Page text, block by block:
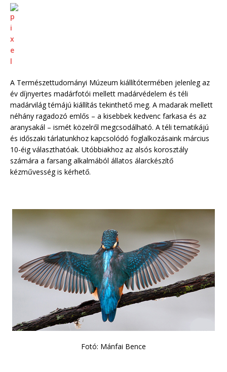
A Természettudományi Múzeum kiállítótermében jelenleg az
év díjnyertes madárfotói mellett madárvédelem és téli
madárvilág témájú kiállítás tekinthető meg. A madarak mellett
néhány ragadozó emlős – a kisebbek kedvenc farkasa és az
aranysakál – ismét közelről megcsodálható. A téli tematikájú
és időszaki tárlatunkhoz kapcsolódó foglalkozásaink március
10-éig választhatóak. Utóbbiakhoz az alsós korosztály
számára a farsang alkalmából állatos álarckészítő
kézművesség is kérhető.
Fotó: Mánfai Bence